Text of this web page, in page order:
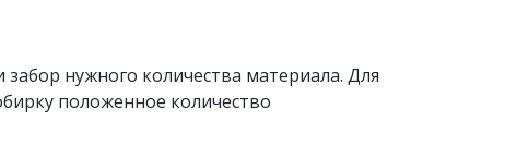
нужного количества материала. Для
положенное количество